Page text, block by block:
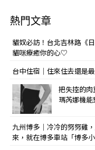
熱門文章
貓奴必訪！台北吉林路《
貓咪療癒你的心♡
台中住宿｜住來住去還是
把失控的
瑪芮娜機
九州博多｜冷冷的努努雞
來，就在博多車站「博多小